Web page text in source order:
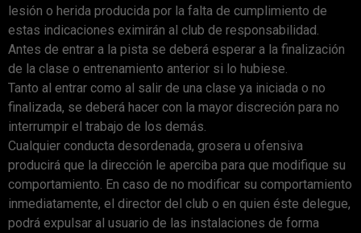
lesión o herida producida por la falta de cumplimiento de
estas indicaciones eximirán al club de responsabilidad.
Antes de entrar a la pista se deberá esperar a la finalización
de la clase o entrenamiento anterior si lo hubiese.
Tanto al entrar como al salir de una clase ya iniciada o no
finalizada, se deberá hacer con la mayor discreción para no
interrumpir el trabajo de los demás.
Cualquier conducta desordenada, grosera u ofensiva
producirá que la dirección le aperciba para que modifique su
comportamiento. En caso de no modificar su comportamiento
inmediatamente, el director del club o en quien éste delegue,
podrá expulsar al usuario de las instalaciones de forma